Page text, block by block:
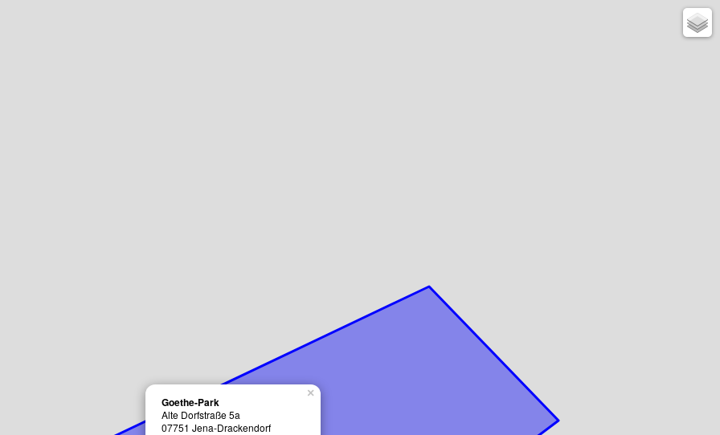
×
Goethe-Park
Alte Dorfstraße 5a
07751 Jena-Drackendorf